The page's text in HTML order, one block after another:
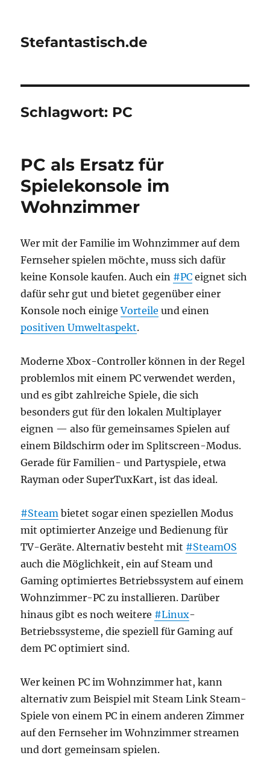
Stefantastisch.de
Schlagwort: PC
PC als Ersatz für
Spielekonsole im
Wohnzimmer
Wer mit der Familie im Wohnzimmer auf dem
Fernseher spielen möchte, muss sich dafür
keine Konsole kaufen. Auch ein #PC eignet sich
dafür sehr gut und bietet gegenüber einer
Konsole noch einigeVorteile und einen
positiven Umweltaspekt.
Moderne Xbox-Controller können in der Regel
problemlos mit einem PC verwendet werden,
und es gibt zahlreiche Spiele, die sich
besonders gut für den lokalen Multiplayer
eignen — also für gemeinsames Spielen auf
einem Bildschirm oder im Splitscreen-Modus.
Gerade für Familien- und Partyspiele, etwa
Rayman oder SuperTuxKart, ist das ideal.
#Steam bietet sogar einen speziellen Modus
mit optimierter Anzeige und Bedienung für
TV-Geräte. Alternativ besteht mit #SteamOS
auch die Möglichkeit, ein auf Steam und
Gaming optimiertes Betriebssystem auf einem
Wohnzimmer-PC zu installieren. Darüber
hinaus gibt es noch weitere #Linux-
Betriebssysteme, die speziell für Gaming auf
dem PC optimiert sind.
Wer keinen PC im Wohnzimmer hat, kann
alternativ zum Beispiel mit Steam Link Steam-
Spiele von einem PC in einem anderen Zimmer
auf den Fernseher im Wohnzimmer streamen
und dort gemeinsam spielen.